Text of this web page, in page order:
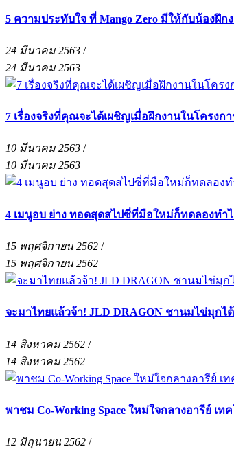
5 ความประทับใจ ที่ Mango Zero มีให้กับน้องฝึก
24 มีนาคม 2563 /
24 มีนาคม 2563
7 เรื่องจริงที่คุณจะได้เผชิญเมื่อฝึกงานในโครงก
10 มีนาคม 2563 /
10 มีนาคม 2563
4 เมนูอบ ย่าง ทอดสุดสไปซี่ที่มือใหม่ก็ทดลองทำไ
15 พฤศจิกายน 2562 /
15 พฤศจิกายน 2562
จะมาไทยแล้วจ้า! JLD DRAGON ชานมไข่มุก
14 สิงหาคม 2562 /
14 สิงหาคม 2562
พาชม Co-Working Space ใหม่ใจกลางอารีย์ เ
12 มิถุนายน 2562 /